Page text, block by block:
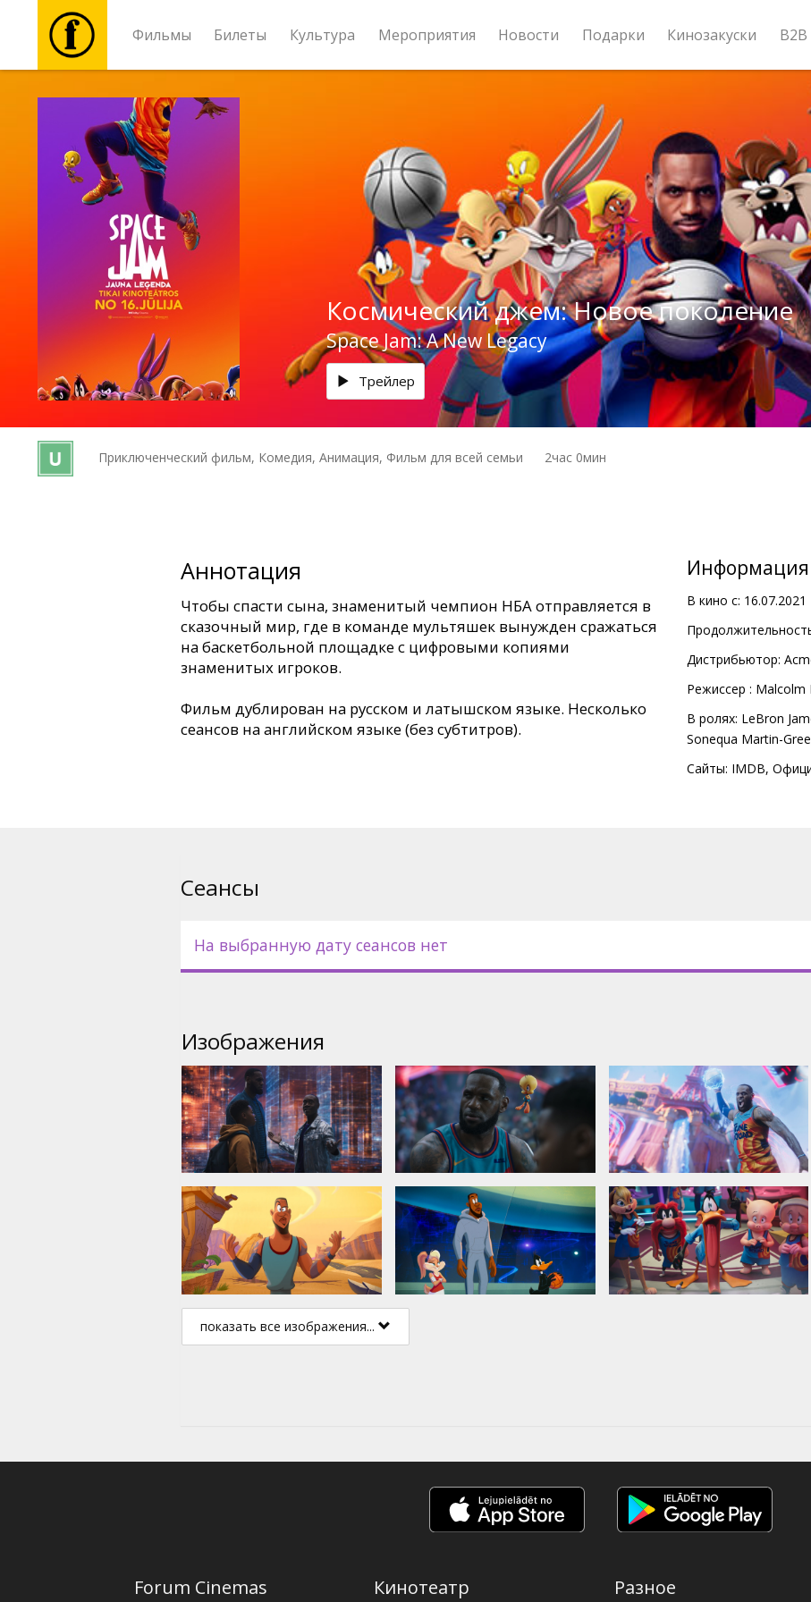
Фильмы Билеты Культура Мероприятия Новости Подарки Кинозакуски B2B
Фильмы
Билеты
Культура
Мероприятия
Новости
B2B
Космический джем: Новое поколение
Space Jam: A New Legacy
Трейлер
Приключенческий фильм, Комедия, Анимация, Фильм для всей семьи 2час 0мин
Аннотация
Чтобы спасти сына, знаменитый чемпион НБА отправляется в
сказочный мир, где в команде мультяшек вынужден сражаться
на баскетбольной площадке с цифровыми копиями
знаменитых игроков.
Фильм дублирован на русском и латышском языке. Несколько
сеансов на английском языке (без субтитров).
Информация
В кино с: 16.07.2021
Дистрибьютор:
Pежиссер : Malcolm
В ролях: LeBron
Sonequa Martin-
Сайты: IMDB,
Сеансы
На выбранную дату сеансов нет
Изображения
показать все изображения...
Forum Cinemas Кинотеатр Разное